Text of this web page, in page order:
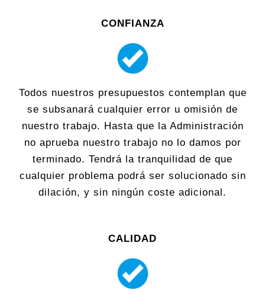
CONFIANZA
Todos nuestros presupuestos contemplan que
se subsanará cualquier error u omisión de
nuestro trabajo. Hasta que la Administración
no aprueba nuestro trabajo no lo damos por
terminado. Tendrá la tranquilidad de que
cualquier problema podrá ser solucionado sin
dilación, y sin ningún coste adicional.
CALIDAD